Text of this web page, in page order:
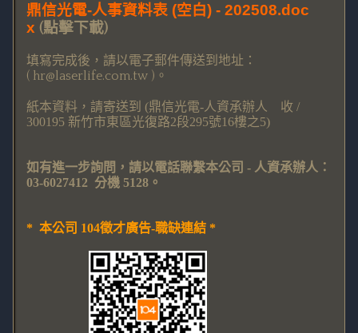
鼎信光電-人事資料表 (空白) - 202508.doc
x (點擊下載)
填寫完成後，請以電子郵件傳送到地址：
( hr@laserlife.com.tw ) 。
紙本資料，請寄送到 (鼎信光電-人資承辦人 收 /
300195 新竹市東區光復路2段295號16樓之5)
如有進一步詢問，請以電話聯繫本公司 - 人資承辦人：
03-6027412 分機 5128。
* 本公司 104徵才廣告-職缺連結 *